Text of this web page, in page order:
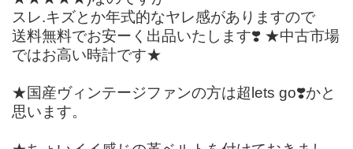
スレ.キズとか年式的なヤレ感がありますので
送料無料でお安ーく出品いたします❣️ ★中古市場
ではお高い時計です★
★国産ヴィンテージファンの方は超lets go❣️かと
思います。